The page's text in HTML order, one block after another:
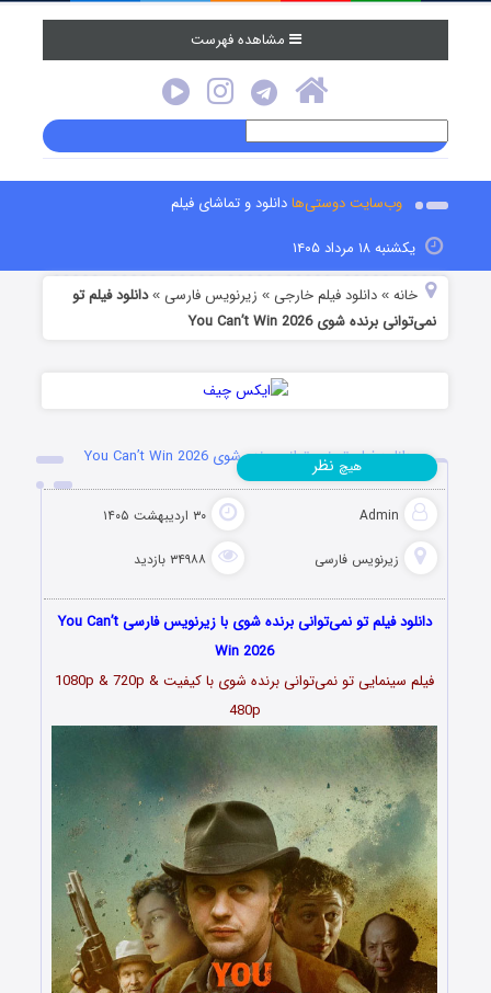
مشاهده فهرست
وب‌سایت دوستی‌هادانلود و تماشای فیلم
یکشنبه ۱۸ مرداد ۱۴۰۵
خانه »دانلود فیلم خارجی » زیرنویس فارسی »دانلود فیلم تو
نمی‌توانی برنده شوی You Can’t Win 2026
دانلود فیلم تو نمی‌توانی برنده شوی You Can’t Win 2026
Admin ۳۰ اردیبهشت ۱۴۰۵
زیرنویس فارسی ۳۴۹۸۸ بازدید
هیچ نظر
دانلود فیلم تو نمی‌توانی برنده شوی با زیرنویس فارسی You Can’t
Win 2026
فیلم سینمایی تو نمی‌توانی برنده شوی با کیفیت 1080p & 720p &
480p